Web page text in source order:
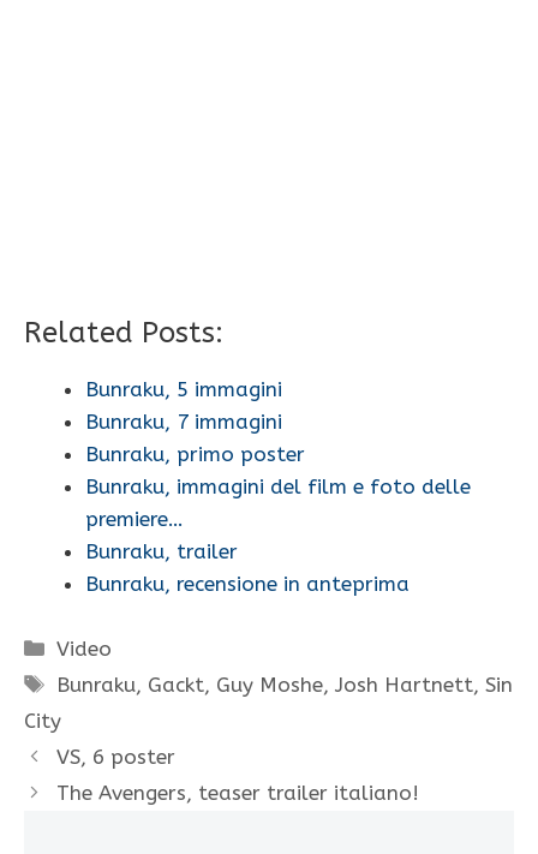
Related Posts:
Bunraku, 5 immagini
Bunraku, 7 immagini
Bunraku, primo poster
Bunraku, immagini del film e foto delle
premiere…
Bunraku, trailer
Bunraku, recensione in anteprima
Categorie
Video
Tag
Bunraku, Gackt, Guy Moshe,Josh Hartnett,Sin
City
VS, 6 poster
The Avengers, teaser trailer italiano!